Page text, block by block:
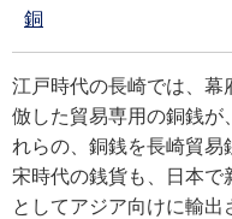
銅
江戸時代の長崎では、幕
倣した貿易専用の銅銭が
れらの、銅銭を長崎貿
宋時代の銭貨も、日本
としてアジア向けに輸